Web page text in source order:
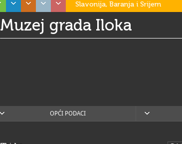
Slavonija, Baranja i Srijem
Muzej grada Iloka
OPĆI PODACI